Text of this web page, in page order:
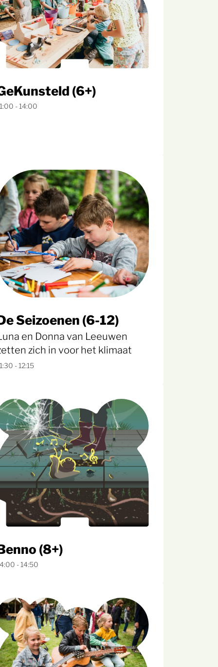
(6+)
- 14:00
Seizoenen (6-12)
en Donna van Leeuwen
zich in voor het klimaat
- 12:15
(8+)
- 14:50